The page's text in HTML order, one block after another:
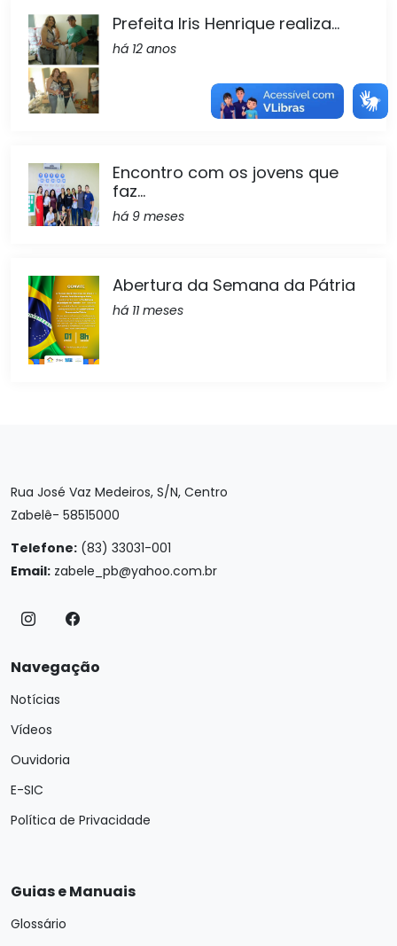
Prefeita Iris Henrique realiza...
há 12 anos
Encontro com os jovens que
faz...
há 9 meses
Abertura da Semana da Pátria
há 11 meses
Rua José Vaz Medeiros, S/N, Centro
Zabelê- 58515000
Telefone: (83) 33031-001
Email: zabele_pb@yahoo.com.br
Navegação
Notícias
Vídeos
Ouvidoria
E-SIC
Política de Privacidade
Guias e Manuais
Glossário